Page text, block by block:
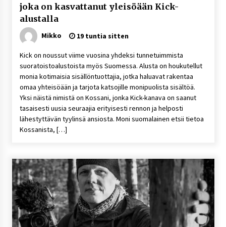
joka on kasvattanut yleisöään Kick-
alustalla
Mikko 19 tuntia sitten
Kick on noussut viime vuosina yhdeksi tunnetuimmista
suoratoistoalustoista myös Suomessa. Alusta on houkutellut
monia kotimaisia sisällöntuottajia, jotka haluavat rakentaa
omaa yhteisöään ja tarjota katsojille monipuolista sisältöä.
Yksi näistä nimistä on Kossani, jonka Kick-kanava on saanut
tasaisesti uusia seuraajia erityisesti rennon ja helposti
lähestyttävän tyylinsä ansiosta. Moni suomalainen etsii tietoa
Kossanista, […]